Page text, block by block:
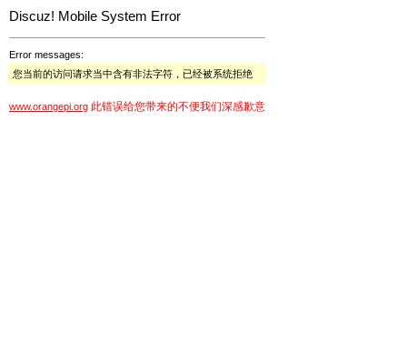
Discuz! Mobile System Error
Error messages:
您当前的访问请求当中含有非法字符，已经被系统拒绝
www.orangepi.org 此错误给您带来的不便我们深感歉意